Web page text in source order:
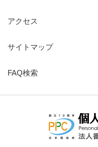
アクセス
サイトマップ
FAQ検索